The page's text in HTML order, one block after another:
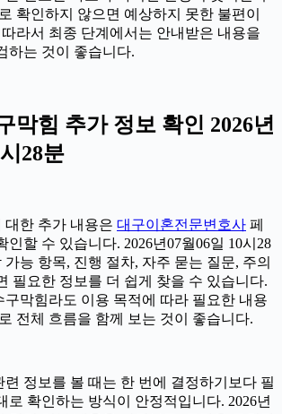
확인하지 않으면 예상하지 못한 불편이
라서 최종 단계에서는 안내받은 내용을
하는 것이 좋습니다.
막힘 추가 정보 확인 2026년
28분
한 추가 내용은 대구이혼전문변호사 페
인할 수 있습니다. 2026년07월06일 10시28
능 항목, 진행 절차, 자주 묻는 질문, 주의
필요한 정보를 더 쉽게 찾을 수 있습니다.
구막힘라도 이용 목적에 따라 필요한 내용
전체 흐름을 함께 보는 것이 좋습니다.
정보를 볼 때는 한 번에 결정하기보다 필
로 확인하는 방식이 안정적입니다. 2026년